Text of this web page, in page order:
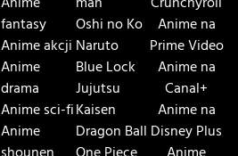
fantasy
Anime akcji
Anime
drama
Anime sci-fi
Anime
Oshi no Ko
Naruto
Blue Lock
Jujutsu
Kaisen
Dragon Ball
Anime na
Prime Video
Anime na
Canal+
Anime na
Disney Plus